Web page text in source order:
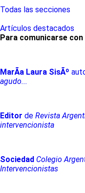
Todas las secciones
Artículos destacados
Para comunicarse con
MarÃ­a Laura SisÃº
agudo...
Editor de Revista
intervencionista
Sociedad Colegio
Intervencionistas